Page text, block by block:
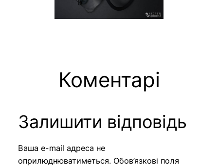
Коментарі
Залишити відповідь
Ваша e-mail адреса не
оприлюднюватиметься. Обов’язкові поля